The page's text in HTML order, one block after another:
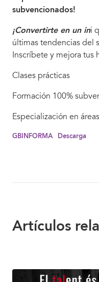
subvencionados!
¡Convertirte en un ini
últimas tendencias del
Inscríbete y mejora tus
Clases prácticas
Formación 100%
Especialización en
GBINFORMA Descarga
Artículos